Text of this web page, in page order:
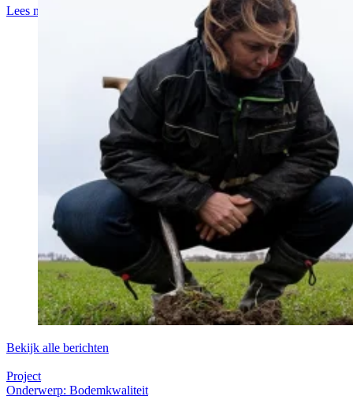
Lees meer
Bekijk alle berichten
Project
Onderwerp: Bodemkwaliteit